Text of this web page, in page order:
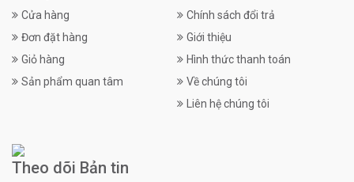
Cửa hàng
Đơn đặt hàng
Giỏ hàng
Sản phẩm quan tâm
Chính sách đổi trả
Giới thiệu
Hình thức thanh toán
Về chúng tôi
Liên hệ chúng tôi
Theo dõi Bản tin